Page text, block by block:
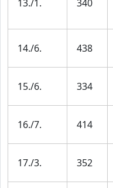
13./1. 340
14./6. 438
15./6. 334
16./7. 414
17./3. 352